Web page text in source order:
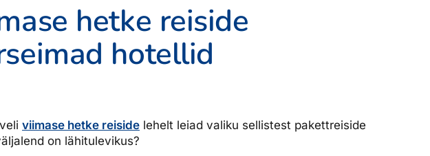
hetke reiside
hotellid
viimase hetke reiside lehelt leiad valiku sellistest pakettreiside
on lähitulevikus?